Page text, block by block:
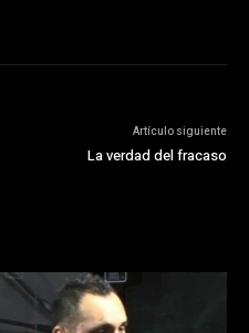
Artículo siguiente
La verdad del fracaso